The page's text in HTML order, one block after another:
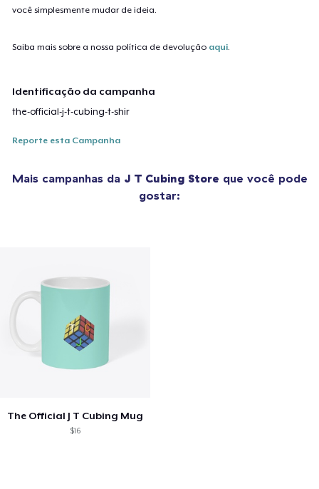
você simplesmente mudar de ideia.
Saiba mais sobre a nossa política de devolução aqui
Identificação da campanha
the-official-j-t-cubing-t-shir
Reporte esta Campanha
Mais campanhas da J T Cubing Store que você pode
gostar:
The Official J T Cubing Mug
$16